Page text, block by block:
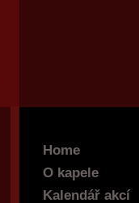
Home
O kapele
Kalendář akcí